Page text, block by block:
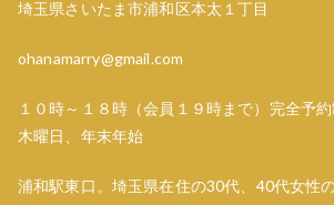
ョ
ン
埼玉県さいたま市浦和区本太１丁目
ohanamarry@gmail.com
１０時～１８時（会員１９時まで）完全予約
木曜日、年末年始
浦和駅東口。埼玉県在住の30代、40代女性